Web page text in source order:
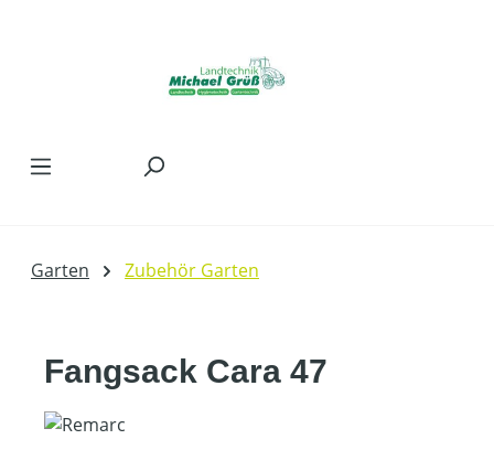
Garten Zubehör Garten
Fangsack Cara 47